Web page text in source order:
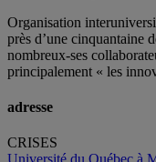
Organisation
près d’une cinquantaine
nombreux-ses
principalement « les
adresse
CRISES